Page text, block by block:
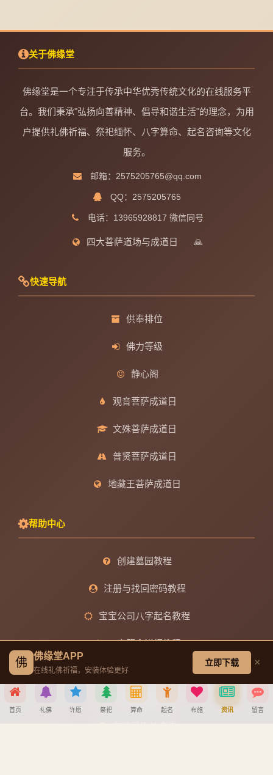
关于佛缘堂
佛缘堂是一个专注于传承中华优秀传统文化的在线服务平
台。我们秉承"弘扬向善精神、倡导和谐生活"的理念，为用
户提供礼佛祈福、祭祀缅怀、八字算命、起名咨询等文化
服务。
邮箱：2575205765@qq.com
QQ：2575205765
电话：13965928817 微信同号
四大菩萨道场与成道日 🙏
快速导航
供奉排位
佛力等级
静心阁
观音菩萨成道日
文殊菩萨成道日
普贤菩萨成道日
地藏王菩萨成道日
帮助中心
创建墓园教程
注册与找回密码教程
宝宝公司八字起名教程
八字算命详细教程
APP安装详细教程
手机吉凶查询
佛 佛缘堂APP
在线礼佛祈福，安装体验更好
立即下载 ×
首页 礼佛 许愿 祭祀 算命 起名 布施 资讯 留言